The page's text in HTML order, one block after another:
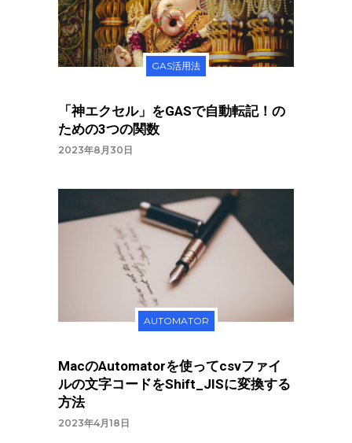
GAS活用法
「神エクセル」をGASで自動転記！の
ための3つの関数
2023年8月30日
AUTOMATOR
MacのAutomatorを使ってcsvファイ
ルの文字コードをShift_JISに変換する
方法
2023年4月18日